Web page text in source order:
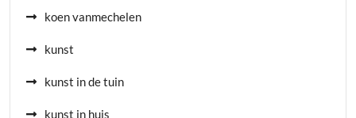
koen vanmechelen
kunst
kunst in de tuin
kunst in huis